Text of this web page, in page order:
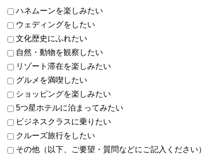
ハネムーンを楽しみたい
ウェディングをしたい
文化歴史にふれたい
自然・動物を観察したい
リゾート滞在を楽しみたい
グルメを満喫したい
ショッピングを楽しみたい
5つ星ホテルに泊まってみたい
ビジネスクラスに乗りたい
クルーズ旅行をしたい
その他（以下、ご要望・質問などにご記入ください）